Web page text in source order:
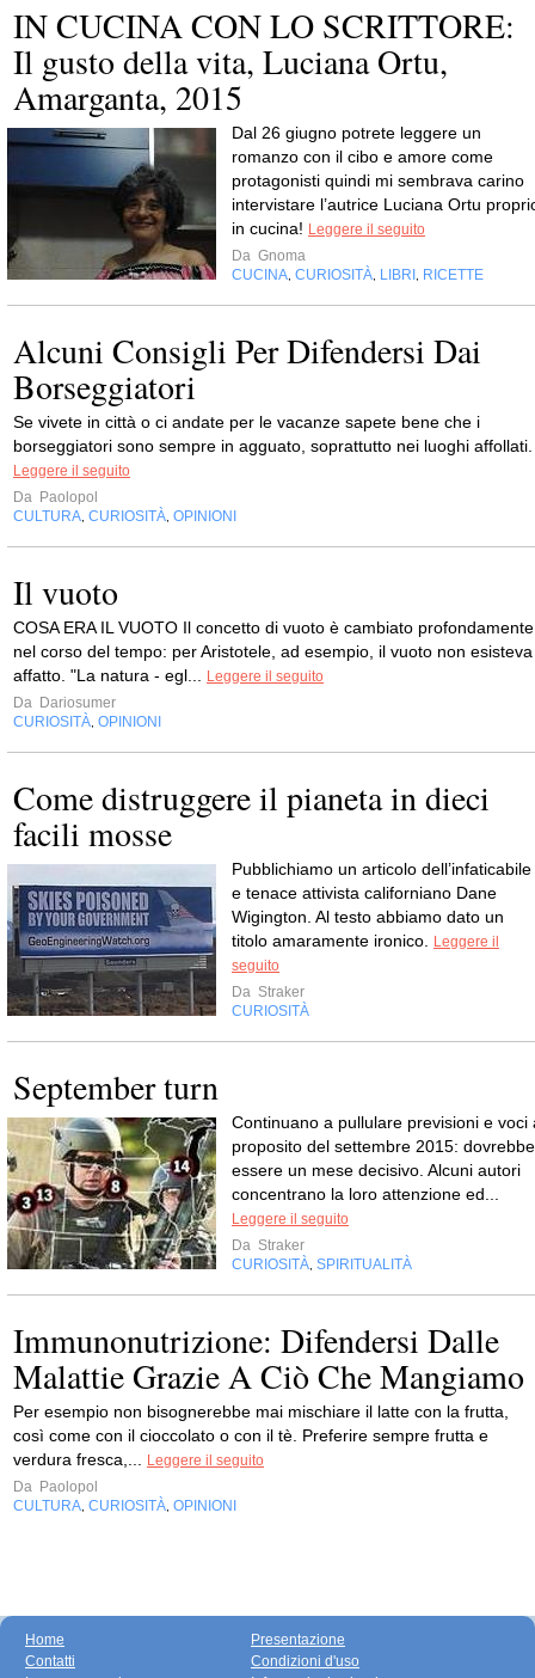
IN CUCINA CON LO SCRITTORE:
Il gusto della vita, Luciana Ortu,
Amarganta, 2015
Dal 26 giugno potrete leggere un
romanzo con il cibo e amore come
protagonisti quindi mi sembrava carino
intervistare l’autrice Luciana Ortu
in cucina! Leggere il seguito
Da Gnoma
CUCINA CURIOSITÀ LIBRI RICETTE
Alcuni Consigli Per Difendersi Dai
Borseggiatori
Se vivete in città o ci andate per le vacanze sapete bene che i
borseggiatori sono sempre in agguato, soprattutto nei luoghi affollati.
Leggere il seguito
Da Paolopol
CULTURA CURIOSITÀ OPINIONI
Il vuoto
COSA ERA IL VUOTO Il concetto di vuoto è cambiato profondamente
nel corso del tempo: per Aristotele, ad esempio, il vuoto non esisteva
affatto. "La natura - egl...
Leggere il seguito
Da Dariosumer
CURIOSITÀ OPINIONI
Come distruggere il pianeta in dieci
facili mosse
Pubblichiamo un articolo dell’infaticabile
e tenace attivista californiano Dane
Wigington. Al testo abbiamo dato un
titolo amaramente ironico.
Leggere il
seguito
Da Straker
CURIOSITÀ
September turn
Continuano a pullulare previsioni e voci
proposito del settembre 2015: dovrebbe
essere un mese decisivo. Alcuni autori
concentrano la loro attenzione ed...
Leggere il seguito
Da Straker
CURIOSITÀ SPIRITUALITÀ
Immunonutrizione: Difendersi Dalle
Malattie Grazie A Ciò Che Mangiamo
Per esempio non bisognerebbe mai mischiare il latte con la frutta,
così come con il cioccolato o con il tè. Preferire sempre frutta e
verdura fresca,...
Leggere il seguito
Da Paolopol
CULTURA CURIOSITÀ OPINIONI
Home
Contatti
Presentazione
Condizioni d'uso